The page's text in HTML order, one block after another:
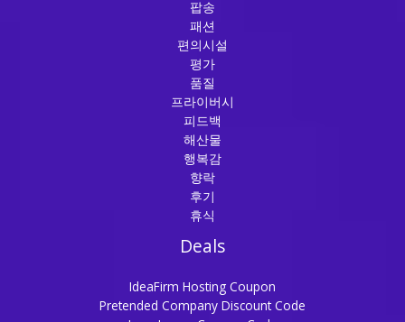
팝송
패션
편의시설
평가
품질
프라이버시
피드백
해산물
행복감
향락
후기
휴식
Deals
IdeaFirm Hosting Coupon
Pretended Company Discount Code